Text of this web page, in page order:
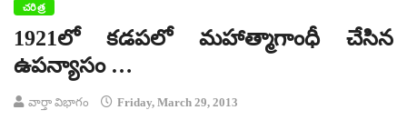
చరిత్ర
1921లో కడపలో మహాత్మాగాంధీ చేసిన
ఉపన్యాసం …
వార్తా విభాగం Friday, March 29, 2013